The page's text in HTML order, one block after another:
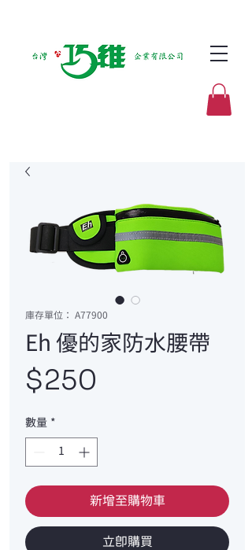
庫存單位： A77900
Eh 優的家防水腰帶
$250
數量 *
新增至購物車
立即購買